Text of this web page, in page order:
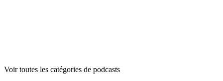
Voir toutes les catégories de podcasts